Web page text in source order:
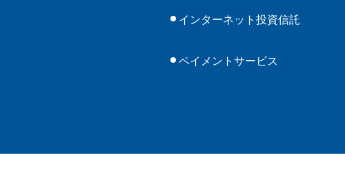
インターネット投資信託
ペイメントサービス